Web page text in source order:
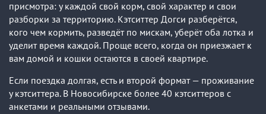
присмотра: у каждой свой корм, свой характер и свои
разборки за территорию. Кэтситтер Догси разберётся,
кого чем кормить, разведёт по мискам, уберёт оба лотка и
уделит время каждой. Проще всего, когда он приезжает к
вам домой и кошки остаются в своей квартире.
Если поездка долгая, есть и второй формат — проживание
у кэтситтера. В Новосибирске более 40 кэтситтеров с
анкетами и реальными отзывами.